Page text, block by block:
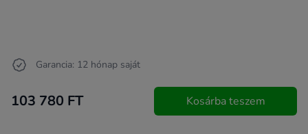
Garancia: 12 hónap saját
103 780 FT Kosárba teszem